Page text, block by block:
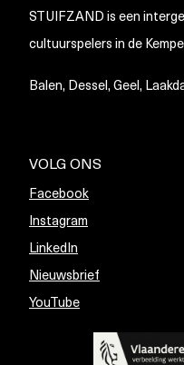
STUIFZAND is een
cultuurspelers in de
Balen, Dessel, Geel,
VOLG ONS
Facebook
Instagram
LinkedIn
Nieuwsbrief
YouTube